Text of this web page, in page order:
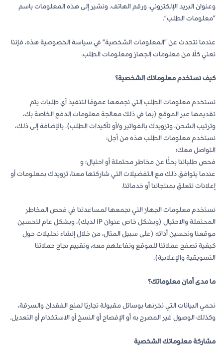
وعنوان البريد الإلكتروني، ورقم الهاتف. ونشير إلى هذه المعلومات باسم
”معلومات الطلب“.
عندما نتحدث عن ”المعلومات الشخصية“ في سياسة الخصوصية هذه، فإننا
نعني كلًا من معلومات الجهاز ومعلومات الطلب.
كيف نستخدم معلوماتك الشخصية؟
نستخدم معلومات الطلب التي نجمعها عمومًا لتنفيذ أي طلبات يتم
تقديمها عبر الموقع (بما في ذلك معالجة معلومات الدفع الخاصة بك،
وترتيب الشحن، وتزويدك بالفواتير و/أو تأكيدات الطلب). بالإضافة إلى ذلك،
نستخدم معلومات الطلب هذه من أجل:
التواصل معك؛
فحص طلباتنا بحثًا عن مخاطر محتملة أو احتيال؛ و
عندما يتوافق ذلك مع التفضيلات التي شاركتها معنا، تزويدك بمعلومات أو
إعلانات تتعلق بمنتجاتنا أو خدماتنا.
نستخدم معلومات الجهاز التي نجمعها لمساعدتنا في فحص المخاطر
المحتملة والاحتيال (وبشكل خاص عنوان IP لديك)، وبشكل عام لتحسين
موقعنا وتحسين أدائه (على سبيل المثال، من خلال إنشاء تحليلات حول
كيفية تصفح عملائنا للموقع وتفاعلهم معه، وتقييم نجاح حملاتنا
التسويقية والإعلانية).
ما مدى أمان معلوماتك؟
نحمي البيانات التي نخزنها بوسائل مقبولة تجاريًا لمنع الفقدان والسرقة،
وكذلك الوصول غير المصرح به أو الإفصاح أو النسخ أو الاستخدام أو التعديل.
مشاركة معلوماتك الشخصية